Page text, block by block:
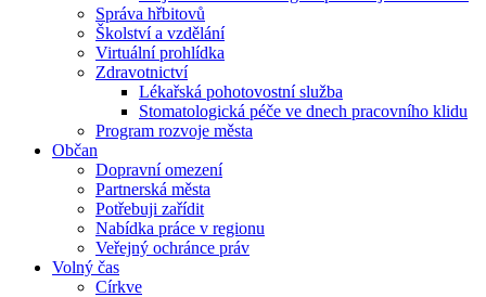
Správa hřbitovů
Školství a vzdělání
Virtuální prohlídka
Zdravotnictví
Lékařská pohotovostní služba
Stomatologická péče ve dnech pracovního klidu
Program rozvoje města
Občan
Dopravní omezení
Partnerská města
Potřebuji zařídit
Nabídka práce v regionu
Veřejný ochránce práv
Volný čas
Církve